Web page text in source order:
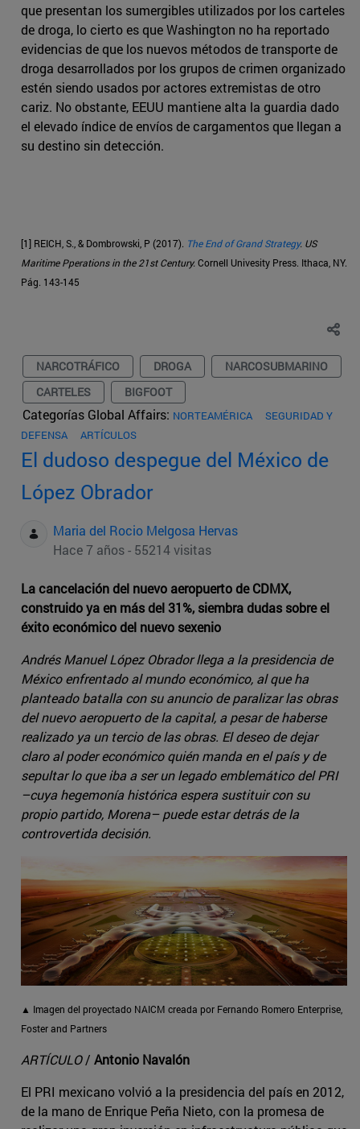
que presentan los sumergibles utilizados por los carteles
de droga, lo cierto es que Washington no ha reportado
evidencias de que los nuevos métodos de transporte de
droga desarrollados por los grupos de crimen organizado
estén siendo usados por actores extremistas de otro
cariz. No obstante, EEUU mantiene alta la guardia dado
el elevado índice de envíos de cargamentos que llegan a
su destino sin detección.
[1] REICH, S., & Dombrowski, P (2017). The End of Grand Strategy. US
Maritime Pperations in the 21st Century. Cornell Univesity Press. Ithaca, NY.
Pág. 143-145
NARCOTRÁFICO DROGA
NARCOSUBMARINO
CARTELES
BIGFOOT
Categorías Global Affairs: NORTEAMÉRICA
SEGURIDAD Y
DEFENSA
ARTÍCULOS
El dudoso despegue del México de
López Obrador
Maria del Rocio Melgosa Hervas
Hace 7 años - 55214 visitas
La cancelación del nuevo aeropuerto de CDMX,
construido ya en más del 31%, siembra dudas sobre el
éxito económico del nuevo sexenio
Andrés Manuel López Obrador llega a la presidencia de
México enfrentado al mundo económico, al que ha
planteado batalla con su anuncio de paralizar las obras
del nuevo aeropuerto de la capital, a pesar de haberse
realizado ya un tercio de las obras. El deseo de dejar
claro al poder económico quién manda en el país y de
sepultar lo que iba a ser un legado emblemático del PRI
–cuya hegemonía histórica espera sustituir con su
propio partido, Morena– puede estar detrás de la
controvertida decisión.
▲ Imagen del proyectado NAICM creada por Fernando Romero Enterprise,
Foster and Partners
ARTÍCULO/ Antonio Navalón
El PRI mexicano volvió a la presidencia del país en 2012,
de la mano de Enrique Peña Nieto, con la promesa de